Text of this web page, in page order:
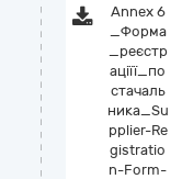
Annex 6
_Форма
_реєстр
аціїї_по
стачаль
ника_Su
pplier-Re
gistratio
n-Form-